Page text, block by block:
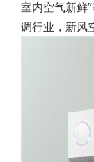
室内空气新鲜
调行业，新风